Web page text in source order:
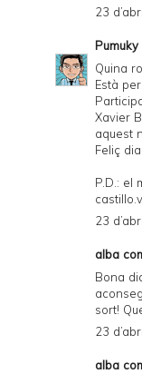
23
Pumuky
Quina
Està
Xavier
aquest
Feliç
P.D.: el
23
alba
Bona
sort!
23
alba